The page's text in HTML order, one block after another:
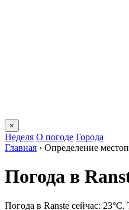
×
Неделя О погоде Города
Главная › Определение
Погода в
Погода в Ranstе сейчас: